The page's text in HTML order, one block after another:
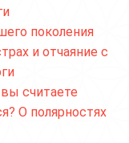
поколения
и отчаяние с
считаете
О полярностях